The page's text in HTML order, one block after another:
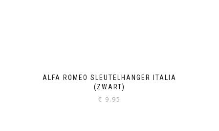
ALFA ROMEO SLEUTELHANGER ITALIA
(ZWART)
€ 9.95